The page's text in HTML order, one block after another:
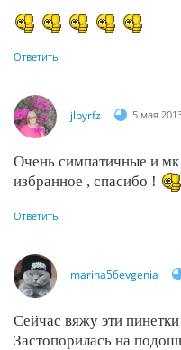
Ответить
jlbyrfz 5 мая
Очень симпатичные и мк
избранное , спасибо !
Ответить
marina56evgenia
Сейчас вяжу эти пинетки
Застопорилась на